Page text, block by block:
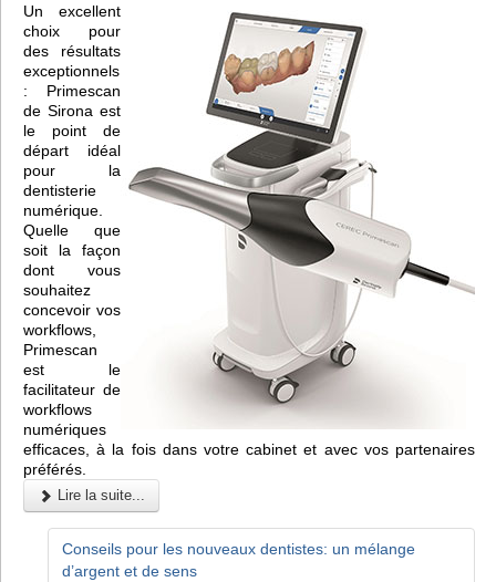
Un excellent
choix pour
des résultats
exceptionnels
: Primescan
de Sirona est
le point de
départ idéal
pour la
dentisterie
numérique.
Quelle que
soit la façon
dont vous
souhaitez
concevoir vos
workflows,
Primescan
est le
facilitateur de
workflows
numériques
efficaces, à la fois dans votre cabinet et avec vos partenaires
préférés.
Lire la suite...
Conseils pour les nouveaux dentistes: un mélange
d’argent et de sens